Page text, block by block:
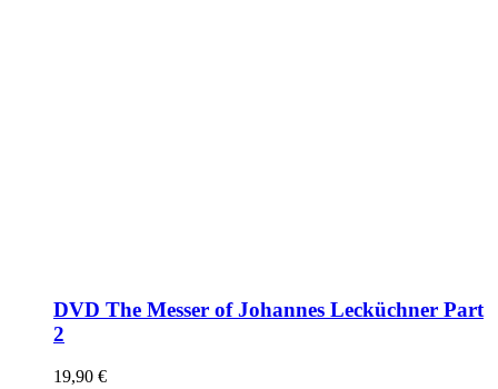
DVD The Messer of Johannes Lecküchner Part
2
19,90 €